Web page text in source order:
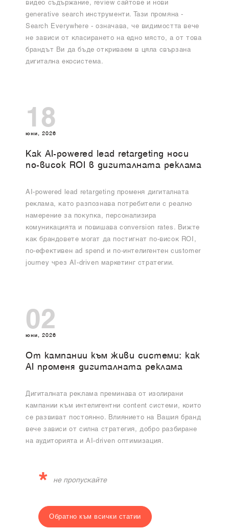
видео съдържание, review сайтове и нови
generative search инструменти. Тази промяна -
Search Everywhere - означава, че видимостта вече
не зависи от класирането на едно място, а от това
брандът Ви да бъде откриваем в цяла свързана
дигитална екосистема.
18
юни, 2026
Как AI-powered lead retargeting носи
по-висок ROI в дигиталната реклама
AI-powered lead retargeting променя дигиталната
реклама, като разпознава потребители с реално
намерение за покупка, персонализира
комуникацията и повишава conversion rates. Вижте
как брандовете могат да постигнат по-висок ROI,
по-ефективен ad spend и по-интелигентен customer
journey чрез AI-driven маркетинг стратегии.
02
юни, 2026
От кампании към живи системи: как
AI променя дигиталната реклама
Дигиталната реклама преминава от изолирани
кампании към интелигентни content системи, които
се развиват постоянно. Влиянието на Вашия бранд
вече зависи от силна стратегия, добро разбиране
на аудиторията и AI-driven оптимизация.
* не пропускайте
Обратно към всички статии